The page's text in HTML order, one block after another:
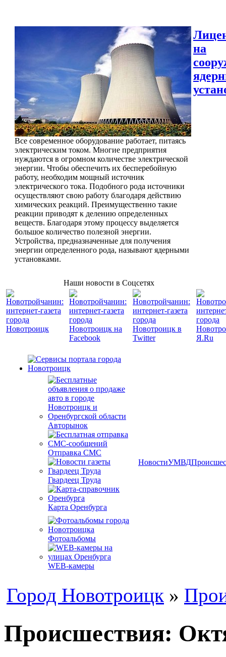
Все современное оборудование работает, питаясь
электрическим током. Многие предприятия
нуждаются в огромном количестве электрической
энергии. Чтобы обеспечить их бесперебойную
работу, необходим мощный источник
электрического тока. Подобного рода источники
осуществляют свою работу благодаря действию
химических реакций. Преимущественно такие
реакции приводят к делению определенных
веществ. Благодаря этому процессу выделяется
большое количество полезной энергии.
Устройства, предназначенные для получения
энергии определенного рода, называют ядерными
установками.
на
Наши новости в Соцсетях
Авторынок
Отправка СМС
Гвардеец Труда
Карта Оренбурга
Фотоальбомы
WEB-камеры
НовостиУМВД
Город Новотроицк »
Происшествия: